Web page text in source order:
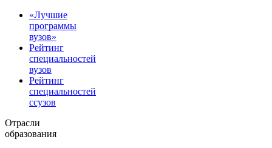
«Лучшие
программы
вузов»
Рейтинг
специальностей
вузов
Рейтинг
специальностей
ссузов
Отрасли
образования